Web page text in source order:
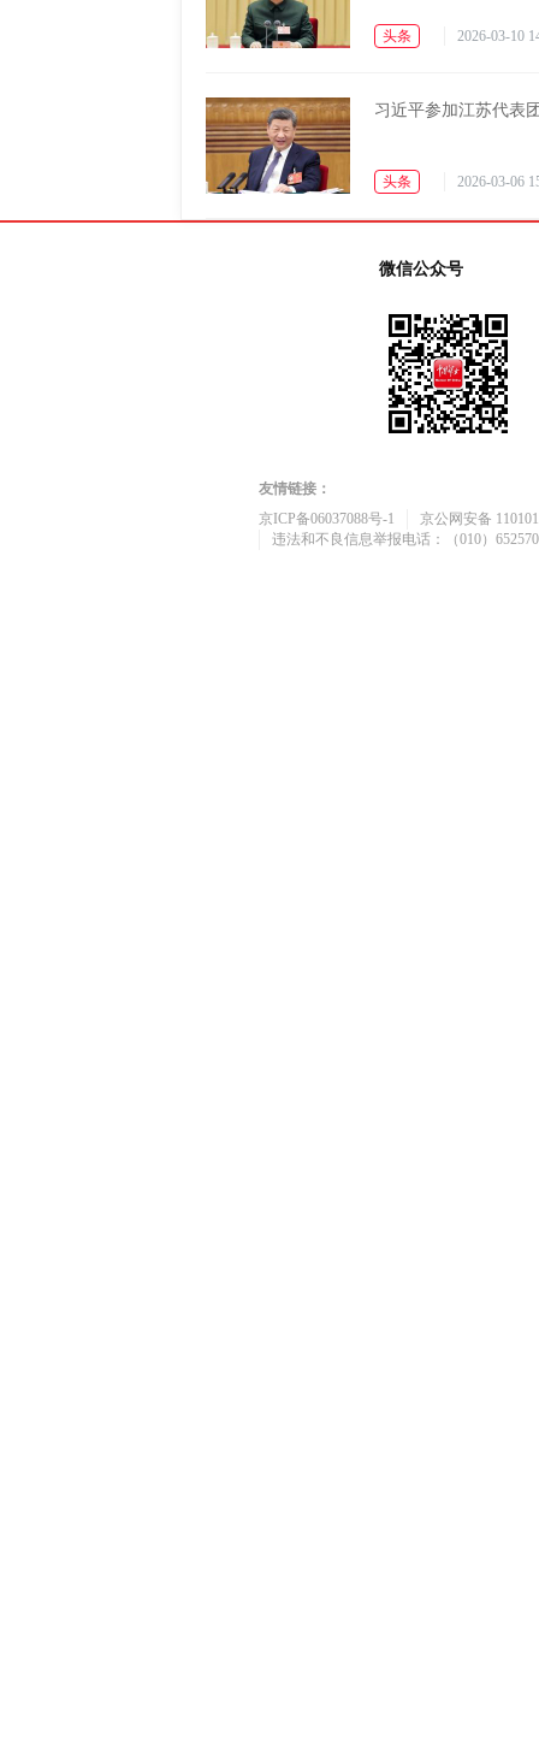
头条 2026-03-10
习近平参加江苏代表
头条 2026-03-06
微信公众号
友情链接：
京ICP备06037088号-1
京公网安备
违法和不良信息举报电话：（010）